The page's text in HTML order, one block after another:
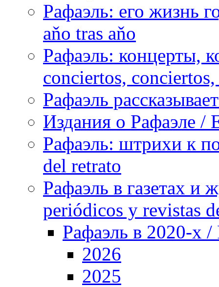
Рафаэль: его жизнь
aňo tras aňo
Рафаэль: концерты,
conciertos,
Рафаэль
Издания о Рафаэле /
Рафаэль: штрихи к
del retrato
Рафаэль в газетах и
periódicos y revistas
Рафаэль в 2020-х /
2026
2025